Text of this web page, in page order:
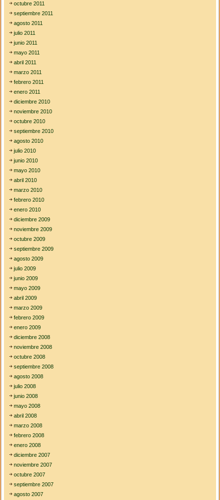
octubre 2011
septiembre 2011
agosto 2011
julio 2011
junio 2011
mayo 2011
abril 2011
marzo 2011
febrero 2011
enero 2011
diciembre 2010
noviembre 2010
octubre 2010
septiembre 2010
agosto 2010
julio 2010
junio 2010
mayo 2010
abril 2010
marzo 2010
febrero 2010
enero 2010
diciembre 2009
noviembre 2009
octubre 2009
septiembre 2009
agosto 2009
julio 2009
junio 2009
mayo 2009
abril 2009
marzo 2009
febrero 2009
enero 2009
diciembre 2008
noviembre 2008
octubre 2008
septiembre 2008
agosto 2008
julio 2008
junio 2008
mayo 2008
abril 2008
marzo 2008
febrero 2008
enero 2008
diciembre 2007
noviembre 2007
octubre 2007
septiembre 2007
agosto 2007